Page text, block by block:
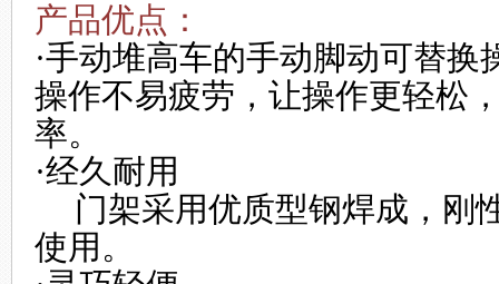
产品优点：
·手动堆高车的手动脚动可替
操作不易疲劳，让操作更轻松
率。
·经久耐用
门架采用优质型钢焊成，刚
使用。